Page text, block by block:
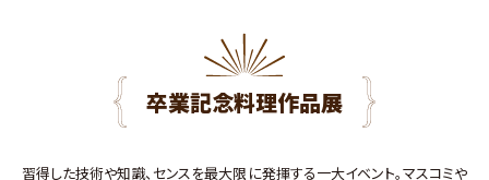
卒業記念料理作品展
習得した技術や知識、センスを最大限に発揮する一大イベント。マスコミや